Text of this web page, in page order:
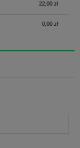
22,00 zł
0,00 zł